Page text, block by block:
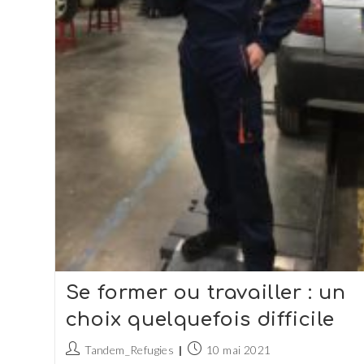
Se former ou travailler : un
choix quelquefois difficile
Auteur/autrice
Tandem_Refugies
Publication
10 mai 2021